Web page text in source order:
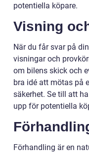
potentiella köpare.
Visning
När du får svar på
visningar och
om bilens skick och
bra idé att mötas på
säkerhet. Se till att
upp för potentiella
Förhandling är en